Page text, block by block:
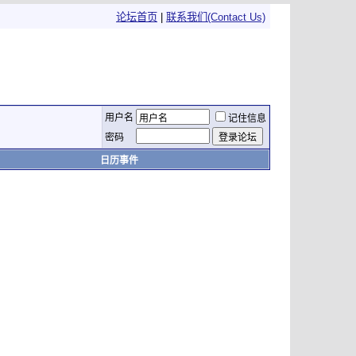
论坛首页 联系我们(Contact Us)
用户名
记住信息
密码
日历事件